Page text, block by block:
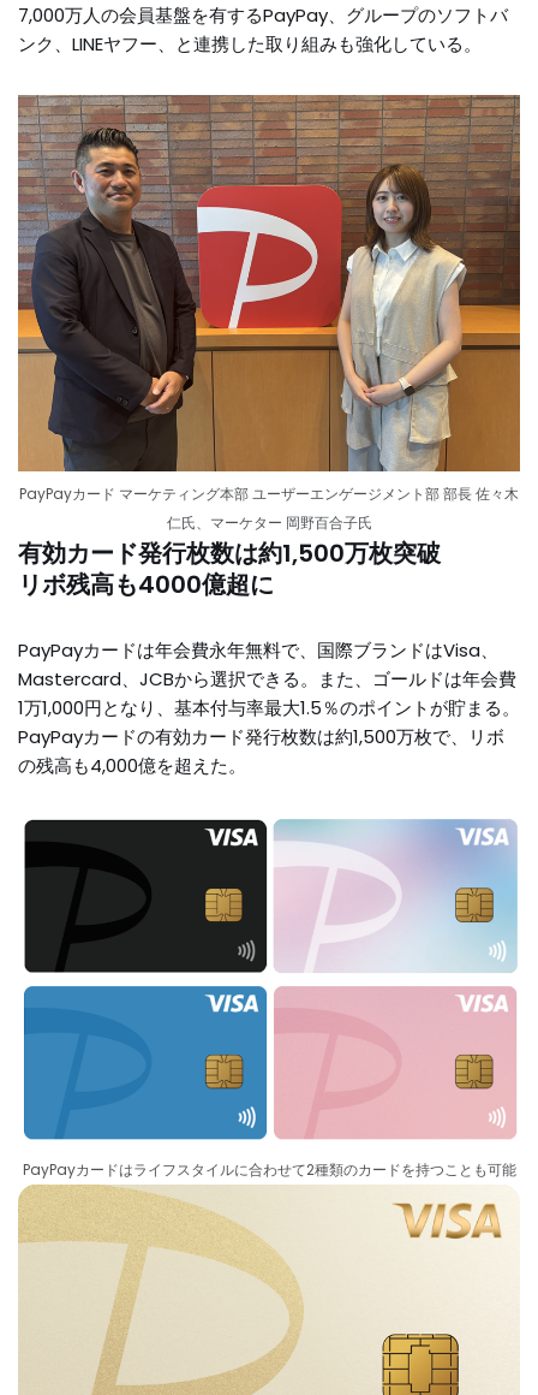
7,000万人の会員基盤を有するPayPay、グループのソフトバ
ンク、LINEヤフー、と連携した取り組みも強化している。
PayPayカード マーケティング本部 ユーザーエンゲージメント部 部長 佐々木
仁氏、マーケター 岡野百合子氏
有効カード発行枚数は約1,500万枚突破
リボ残高も4000億超に
PayPayカードは年会費永年無料で、国際ブランドはVisa、
Mastercard、JCBから選択できる。また、ゴールドは年会費
1万1,000円となり、基本付与率最大1.5％のポイントが貯まる。
PayPayカードの有効カード発行枚数は約1,500万枚で、リボ
の残高も4,000億を超えた。
PayPayカードはライフスタイルに合わせて2種類のカードを持つことも可能